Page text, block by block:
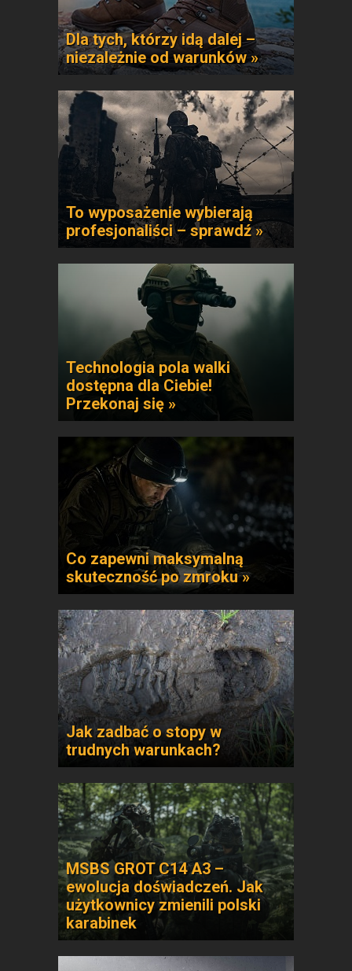
Dla tych, którzy idą dalej –
niezależnie od warunków »
To wyposażenie wybierają
profesjonaliści – sprawdź »
Technologia pola walki
dostępna dla Ciebie!
Przekonaj się »
Co zapewni maksymalną
skuteczność po zmroku »
Jak zadbać o stopy w
trudnych warunkach?
MSBS GROT C14 A3 –
ewolucja doświadczeń. Jak
użytkownicy zmienili polski
karabinek